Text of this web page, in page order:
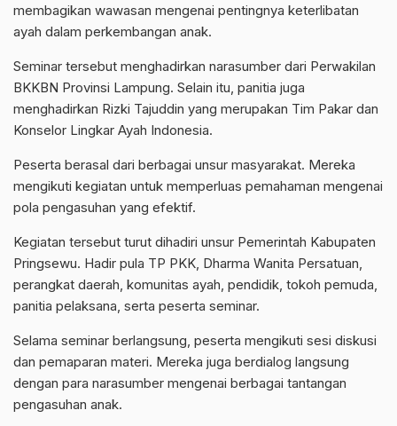
membagikan wawasan mengenai pentingnya keterlibatan
ayah dalam perkembangan anak.
Seminar tersebut menghadirkan narasumber dari Perwakilan
BKKBN Provinsi Lampung. Selain itu, panitia juga
menghadirkan Rizki Tajuddin yang merupakan Tim Pakar dan
Konselor Lingkar Ayah Indonesia.
Peserta berasal dari berbagai unsur masyarakat. Mereka
mengikuti kegiatan untuk memperluas pemahaman mengenai
pola pengasuhan yang efektif.
Kegiatan tersebut turut dihadiri unsur Pemerintah Kabupaten
Pringsewu. Hadir pula TP PKK, Dharma Wanita Persatuan,
perangkat daerah, komunitas ayah, pendidik, tokoh pemuda,
panitia pelaksana, serta peserta seminar.
Selama seminar berlangsung, peserta mengikuti sesi diskusi
dan pemaparan materi. Mereka juga berdialog langsung
dengan para narasumber mengenai berbagai tantangan
pengasuhan anak.